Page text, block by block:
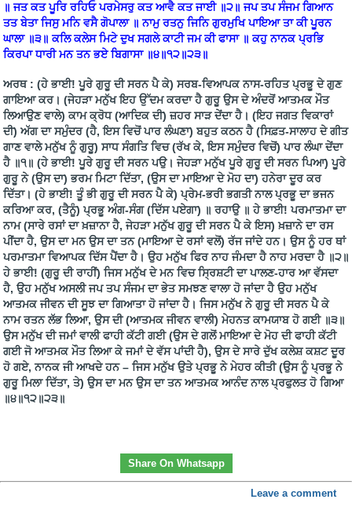
॥ ਜਤ ਕਤ ਪੂਰਿ ਰਹਿਓ ਪਰਮੇਸਰੁ ਕਤ ਆਵੈ ਕਤ ਜਾਈ ॥੨॥ ਜਪ ਤਪ ਸੰਜਮ ਗਿਆਨ
ਤਤ ਬੇਤਾ ਜਿਸੁ ਮਨਿ ਵਸੈ ਗੋਪਾਲਾ ॥ ਨਾਮੁ ਰਤਨੁ ਜਿਨਿ ਗੁਰਮੁਖਿ ਪਾਇਆ ਤਾ ਕੀ ਪੂਰਨ
ਘਾਲਾ ॥੩॥ ਕਲਿ ਕਲੇਸ ਮਿਟੇ ਦੁਖ ਸਗਲੇ ਕਾਟੀ ਜਮ ਕੀ ਫਾਸਾ ॥ ਕਹੁ ਨਾਨਕ ਪ੍ਰਭਿ
ਕਿਰਪਾ ਧਾਰੀ ਮਨ ਤਨ ਭਏ ਬਿਗਾਸਾ ॥੪॥੧੨॥੨੩॥
ਅਰਥ : (ਹੇ ਭਾਈ! ਪੂਰੇ ਗੁਰੂ ਦੀ ਸਰਨ ਪੈ ਕੇ) ਸਰਬ-ਵਿਆਪਕ ਨਾਸ-ਰਹਿਤ ਪ੍ਰਭੂ ਦੇ ਗੁਣ
ਗਾਇਆ ਕਰ। (ਜੇਹੜਾ ਮਨੁੱਖ ਇਹ ਉੱਦਮ ਕਰਦਾ ਹੈ ਗੁਰੂ ਉਸ ਦੇ ਅੰਦਰੋਂ ਆਤਮਕ ਮੌਤ
ਲਿਆਉਣ ਵਾਲੇ) ਕਾਮ ਕ੍ਰੋਧ (ਆਦਿਕ ਦੀ) ਜ਼ਹਰ ਸਾੜ ਦੇਂਦਾ ਹੈ। (ਇਹ ਜਗਤ ਵਿਕਾਰਾਂ
ਦੀ) ਅੱਗ ਦਾ ਸਮੁੰਦਰ (ਹੈ, ਇਸ ਵਿਚੋਂ ਪਾਰ ਲੰਘਣਾ) ਬਹੁਤ ਕਠਨ ਹੈ (ਸਿਫ਼ਤ-ਸਾਲਾਹ ਦੇ ਗੀਤ
ਗਾਣ ਵਾਲੇ ਮਨੁੱਖ ਨੂੰ ਗੁਰੂ) ਸਾਧ ਸੰਗਤਿ ਵਿਚ (ਰੱਖ ਕੇ, ਇਸ ਸਮੁੰਦਰ ਵਿਚੋਂ) ਪਾਰ ਲੰਘਾ ਦੇਂਦਾ
ਹੈ ॥੧॥ (ਹੇ ਭਾਈ! ਪੂਰੇ ਗੁਰੂ ਦੀ ਸਰਨ ਪਉ। ਜੇਹੜਾ ਮਨੁੱਖ ਪੂਰੇ ਗੁਰੂ ਦੀ ਸਰਨ ਪਿਆ) ਪੂਰੇ
ਗੁਰੂ ਨੇ (ਉਸ ਦਾ) ਭਰਮ ਮਿਟਾ ਦਿੱਤਾ, (ਉਸ ਦਾ ਮਾਇਆ ਦੇ ਮੋਹ ਦਾ) ਹਨੇਰਾ ਦੂਰ ਕਰ
ਦਿੱਤਾ। (ਹੇ ਭਾਈ! ਤੂੰ ਭੀ ਗੁਰੂ ਦੀ ਸਰਨ ਪੈ ਕੇ) ਪ੍ਰੇਮ-ਭਰੀ ਭਗਤੀ ਨਾਲ ਪ੍ਰਭੂ ਦਾ ਭਜਨ
ਕਰਿਆ ਕਰ, (ਤੈਨੂੰ) ਪ੍ਰਭੂ ਅੰਗ-ਸੰਗ (ਦਿੱਸ ਪਏਗਾ) ॥ ਰਹਾਉ ॥ ਹੇ ਭਾਈ! ਪਰਮਾਤਮਾ ਦਾ
ਨਾਮ (ਸਾਰੇ ਰਸਾਂ ਦਾ ਖ਼ਜ਼ਾਨਾ ਹੈ, ਜੇਹੜਾ ਮਨੁੱਖ ਗੁਰੂ ਦੀ ਸਰਨ ਪੈ ਕੇ ਇਸ) ਖ਼ਜ਼ਾਨੇ ਦਾ ਰਸ
ਪੀਂਦਾ ਹੈ, ਉਸ ਦਾ ਮਨ ਉਸ ਦਾ ਤਨ (ਮਾਇਆ ਦੇ ਰਸਾਂ ਵਲੋਂ) ਰੱਜ ਜਾਂਦੇ ਹਨ। ਉਸ ਨੂੰ ਹਰ ਥਾਂ
ਪਰਮਾਤਮਾ ਵਿਆਪਕ ਦਿੱਸ ਪੈਂਦਾ ਹੈ। ਉਹ ਮਨੁੱਖ ਫਿਰ ਨਾਹ ਜੰਮਦਾ ਹੈ ਨਾਹ ਮਰਦਾ ਹੈ ॥੨॥
ਹੇ ਭਾਈ! (ਗੁਰੂ ਦੀ ਰਾਹੀਂ) ਜਿਸ ਮਨੁੱਖ ਦੇ ਮਨ ਵਿਚ ਸ੍ਰਿਸ਼ਟੀ ਦਾ ਪਾਲਣ-ਹਾਰ ਆ ਵੱਸਦਾ
ਹੈ, ਉਹ ਮਨੁੱਖ ਅਸਲੀ ਜਪ ਤਪ ਸੰਜਮ ਦਾ ਭੇਤ ਸਮਝਣ ਵਾਲਾ ਹੋ ਜਾਂਦਾ ਹੈ ਉਹ ਮਨੁੱਖ
ਆਤਮਕ ਜੀਵਨ ਦੀ ਸੂਝ ਦਾ ਗਿਆਤਾ ਹੋ ਜਾਂਦਾ ਹੈ। ਜਿਸ ਮਨੁੱਖ ਨੇ ਗੁਰੂ ਦੀ ਸਰਨ ਪੈ ਕੇ
ਨਾਮ ਰਤਨ ਲੱਭ ਲਿਆ, ਉਸ ਦੀ (ਆਤਮਕ ਜੀਵਨ ਵਾਲੀ) ਮੇਹਨਤ ਕਾਮਯਾਬ ਹੋ ਗਈ ॥੩॥
ਉਸ ਮਨੁੱਖ ਦੀ ਜਮਾਂ ਵਾਲੀ ਫਾਹੀ ਕੱਟੀ ਗਈ (ਉਸ ਦੇ ਗਲੋਂ ਮਾਇਆ ਦੇ ਮੋਹ ਦੀ ਫਾਹੀ ਕੱਟੀ
ਗਈ ਜੋ ਆਤਮਕ ਮੌਤ ਲਿਆ ਕੇ ਜਮਾਂ ਦੇ ਵੱਸ ਪਾਂਦੀ ਹੈ), ਉਸ ਦੇ ਸਾਰੇ ਦੁੱਖ ਕਲੇਸ਼ ਕਸ਼ਟ ਦੂਰ
ਹੋ ਗਏ, ਨਾਨਕ ਜੀ ਆਖਦੇ ਹਨ – ਜਿਸ ਮਨੁੱਖ ਉਤੇ ਪ੍ਰਭੂ ਨੇ ਮੇਹਰ ਕੀਤੀ (ਉਸ ਨੂੰ ਪ੍ਰਭੂ ਨੇ
ਗੁਰੂ ਮਿਲਾ ਦਿੱਤਾ, ਤੇ) ਉਸ ਦਾ ਮਨ ਉਸ ਦਾ ਤਨ ਆਤਮਕ ਆਨੰਦ ਨਾਲ ਪ੍ਰਫੁਲਤ ਹੋ ਗਿਆ
॥੪॥੧੨॥੨੩॥
Share On Whatsapp
Leave a comment